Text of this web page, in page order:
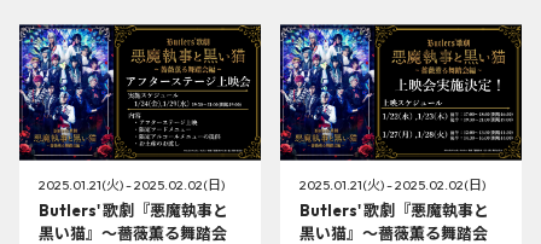
2025.01.21(火) - 2025.02.02(日)
Butlers' 歌劇『悪魔執事と
黒い猫』～薔薇薫る舞踏会
2025.01.21(火) - 2025.02.02(日)
Butlers' 歌劇『悪魔執事と
黒い猫』～薔薇薫る舞踏会